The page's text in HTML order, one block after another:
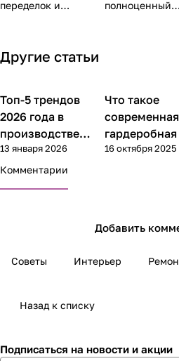
переделок и
полноценный
ваши
совпали с
Другие статьи
Обустройство дома
Топ-5 трендов
2026 года в
производстве
кухонь
13 января 2026
Что такое
современная
гардеробная
её
16 октября 2025
Комментарии
Добавить
Советы Интерьер
Назад к списку
Подписаться на новости и акции